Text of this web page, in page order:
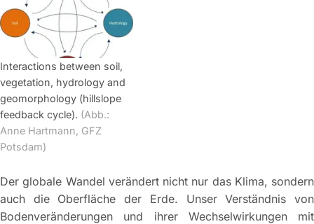
Interactions between soil,
vegetation, hydrology and
geomorphology (hillslope
feedback cycle). (Abb.:
Anne Hartmann, GFZ
Potsdam)
Der globale Wandel verändert nicht nur das Klima, sondern
auch die Oberfläche der Erde. Unser Verständnis von
Bodenveränderungen und ihrer Wechselwirkungen mit